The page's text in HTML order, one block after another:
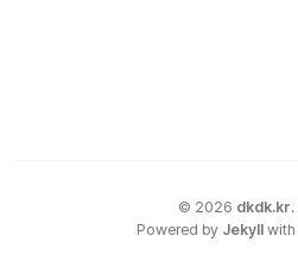
© 2026 dkdk.kr.
Powered by Jekyll with